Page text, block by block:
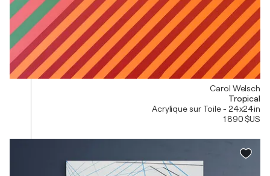
Carol Welsch
Tropical
Acrylique sur Toile - 24x24in
1 890 $US